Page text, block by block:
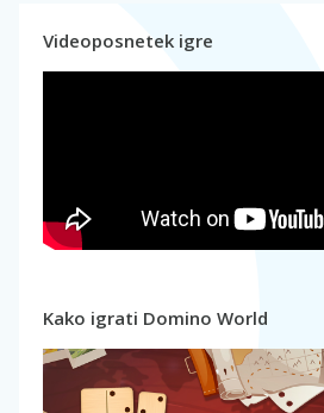
Videoposnetek igre
Kako igrati Domino World